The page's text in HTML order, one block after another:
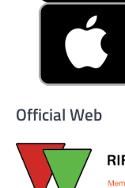
Official Web